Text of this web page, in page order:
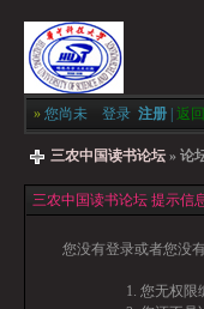
» 您尚未 登录 注册 返
三农中国读书论坛 » 论
三农中国读书论坛 提示信
您没有登录或者您没
您无权限